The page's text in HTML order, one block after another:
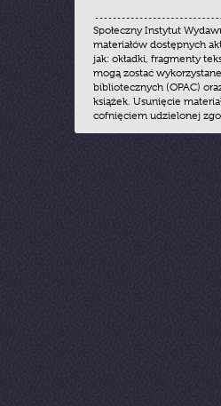
Społeczny Instytut
materiałów dostępnych
jak: okładki, fragmenty
mogą zostać
bibliotecznych (OPAC)
książek. Usunięcie
cofnięciem udzielonej